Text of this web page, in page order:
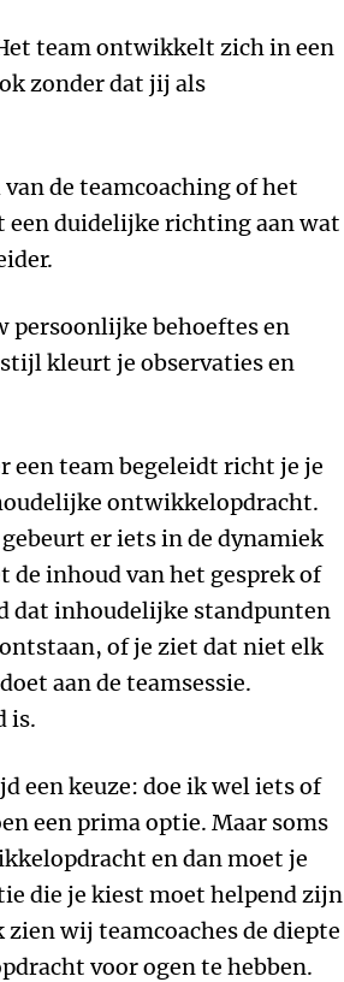
team ontwikkelt zich in een
zonder dat jij als
van de teamcoaching of het
duidelijke richting aan wat
persoonlijke behoeftes en
kleurt je observaties en
een team begeleidt richt je je
ontwikkelopdracht.
er iets in de dynamiek
de inhoud van het gesprek of
dat inhoudelijke standpunten
of je ziet dat niet elk
aan de teamsessie.
is.
een keuze: doe ik wel iets of
een prima optie. Maar soms
en dan moet je
die je kiest moet helpend zijn
wij teamcoaches de diepte
voor ogen te hebben.